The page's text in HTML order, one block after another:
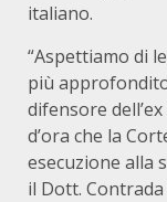
italiano.
“Aspettiamo di
più
difensore
d’ora che la
esecuzione alla
il Dott.